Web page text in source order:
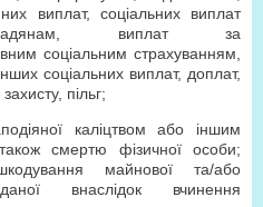
виплат, соціальних виплат
виплат за
соціальним страхуванням,
соціальних виплат, доплат,
пільг;
каліцтвом або іншим
смертю фізичної особи;
майнової та/або
внаслідок вчинення